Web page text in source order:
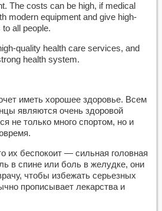
The costs can be high, if medical
modern equipment and give high-
all people.
quality health care services, and
health system.
иметь хорошее здоровье. Всем
являются очень здоровой
не только много спортом, но и
их беспокоит — сильная головная
в спине или боль в желудке, они
чтобы избежать серьезных
прописывает лекарства и